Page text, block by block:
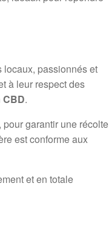
locaux, passionnés et
à leur respect des
CBD.
garantir une récolte
est conforme aux
et en totale